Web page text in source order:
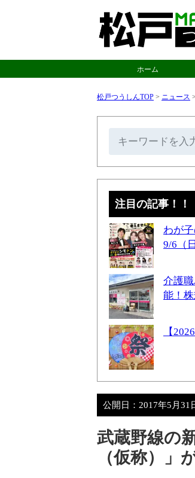
ホーム
松戸つうしんTOP > ニュース >
注目の記事！！
わが
9/6（
介護
能！
【
公開日： 2017年5月31
武蔵野線の
（仮称）」